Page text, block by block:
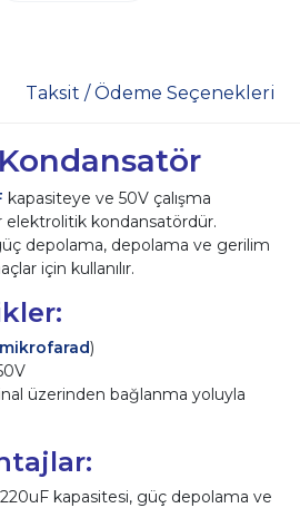
Taksit / Ödeme Seçenekleri
kapasiteye ve 50V çalışma
elektrolitik kondansatördür.
depolama, depolama ve gerilim
için kullanılır.
)
üzerinden bağlanma yoluyla
kapasitesi, güç depolama ve